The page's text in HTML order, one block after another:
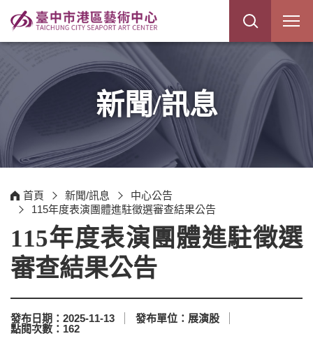
網
站
新聞/訊息
首頁 新聞/訊息
中心公告
115年度表演團體進駐徵選審查結果公告
115年度表演團體進駐徵選
審查結果公告
發布日期： 2025-11-13 發布單位： 展演股
點閱次數： 162